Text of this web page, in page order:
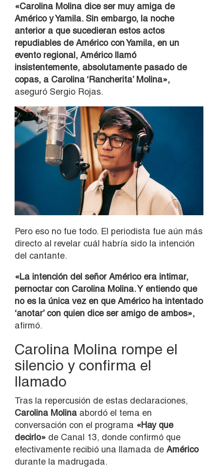
«Carolina Molina dice ser muy amiga de
Américo y Yamila. Sin embargo, la noche
anterior a que sucedieran estos actos
repudiables de Américo con Yamila, en un
evento regional, Américo llamó
insistentemente, absolutamente pasado de
copas, a Carolina ‘Rancherita’ Molina»,
aseguró Sergio Rojas.
Pero eso no fue todo. El periodista fue aún más
directo al revelar cuál habría sido la intención
del cantante.
«La intención del señor Américo era intimar,
pernoctar con Carolina Molina. Y entiendo que
no es la única vez en que Américo ha intentado
‘anotar’ con quien dice ser amigo de ambos»,
afirmó.
Carolina Molina rompe el
silencio y confirma el
llamado
Tras la repercusión de estas declaraciones,
Carolina Molina abordó el tema en
conversación con el programa «Hay que
decirlo» de Canal 13, donde confirmó que
efectivamente recibió una llamada de Américo
durante la madrugada.